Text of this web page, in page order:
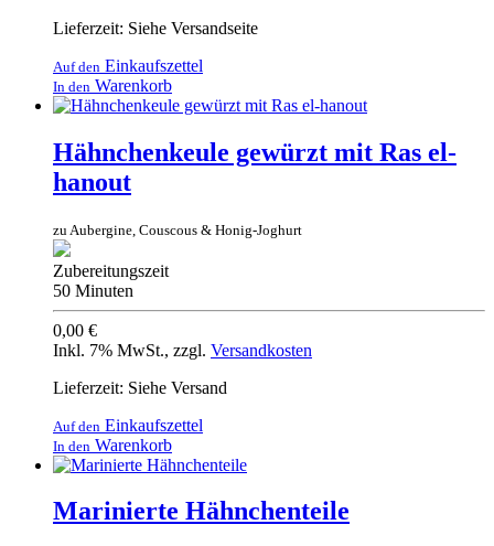
Lieferzeit: Siehe Versandseite
Auf den Einkaufszettel
In den Warenkorb
Hähnchenkeule gewürzt mit Ras el-
hanout
zu Aubergine, Couscous & Honig-Joghurt
Zubereitungszeit
50 Minuten
0,00 €
Inkl. 7% MwSt., zzgl. Versandkosten
Lieferzeit: Siehe Versand
Auf den Einkaufszettel
In den Warenkorb
Marinierte Hähnchenteile